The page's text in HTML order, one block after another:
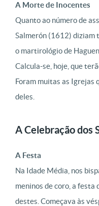
A Morte de Inocentes
Quanto ao número de
Salmerón (1612) diziam
o martirológio de
Calcula-se, hoje, que
Foram muitas as Igrejas
deles.
A Celebração dos
A Festa
Na Idade Média, nos
meninos de coro, a festa
destes. Começava às